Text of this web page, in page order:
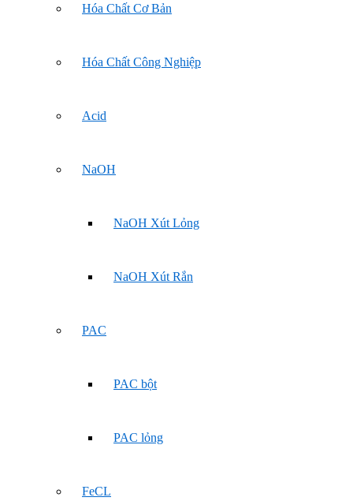
Hóa Chất Cơ Bản
Hóa Chất Công Nghiệp
Acid
NaOH
NaOH Xút Lỏng
NaOH Xút Rắn
PAC
PAC bột
PAC lỏng
FeCL